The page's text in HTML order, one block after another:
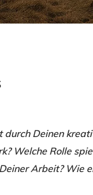
Deinen
Welche Rolle
Arbeit? Wie